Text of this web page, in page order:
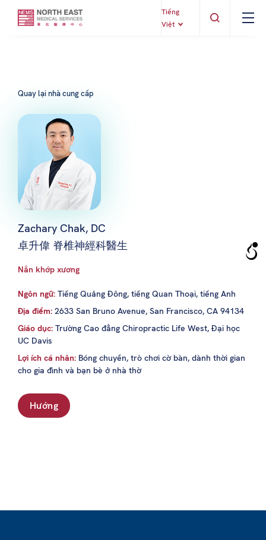
Tiếng
Việt
Quay lại nhà cung cấp
Zachary Chak, DC
卓升偉 脊椎神經科醫生
Nắn khớp xương
Ngôn ngữ: Tiếng Quảng Đông, tiếng Quan Thoại, tiếng Anh
Địa điểm: 2633 San Bruno Avenue, San Francisco, CA 94134
Giáo dục: Trường Cao đẳng Chiropractic Life West, Đại học
UC Davis
Lợi ích cá nhân: Bóng chuyền, trò chơi cờ bàn, dành thời gian
cho gia đình và bạn bè ở nhà thờ
Hướng